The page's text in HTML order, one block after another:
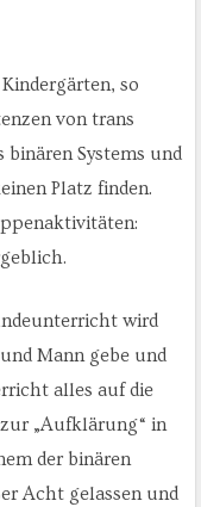
so
von trans
binären Systems und
Platz finden.
wird
Mann gebe und
alles auf die
„Aufklärung“ in
der binären
Acht gelassen und